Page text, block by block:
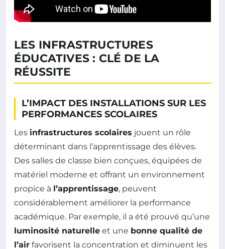
LES INFRASTRUCTURES
ÉDUCATIVES : CLÉ DE LA
RÉUSSITE
L’IMPACT DES INSTALLATIONS SUR LES
PERFORMANCES SCOLAIRES
Les infrastructures scolaires jouent un rôle
déterminant dans l’apprentissage des élèves.
Des salles de classe bien conçues, équipées de
matériel moderne et offrant un environnement
propice à l’apprentissage, peuvent
considérablement améliorer la performance
académique. Par exemple, il a été prouvé qu’une
luminosité naturelle et une bonne qualité de
l’air favorisent la concentration et diminuent les